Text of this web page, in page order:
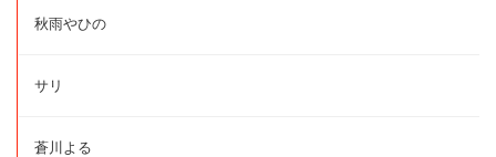
秋雨やひの
サリ
蒼川よる